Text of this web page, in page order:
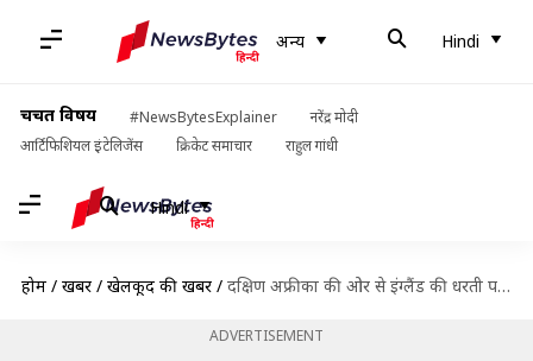
अन्य Hindi
चर्चित विषय #NewsBytesExplainer
नरेंद्र मोदी
आर्टिफिशियल इंटेलिजेंस
क्रिकेट समाचार राहुल गांधी
Hindi
होम / खबरें / खेलकूद की खबरें / दक्षिण अफ्रीका की ओर से इंग्लैंड की धरती पर वनडे में बनाए गए सर्वोच्च स्कोर
ADVERTISEMENT